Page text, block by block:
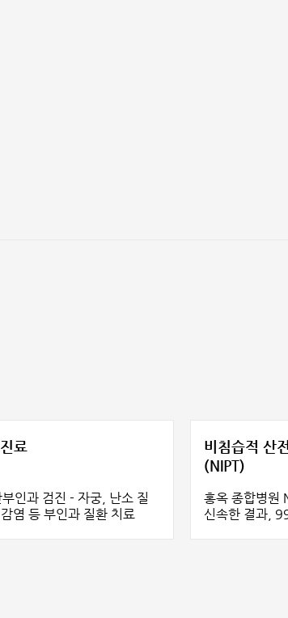
료
검진 - 자궁, 난소 질
염 등 부인과 질환 치료
비침습적 산
(NIPT)
홍옥 종합병원
신속한 결과,